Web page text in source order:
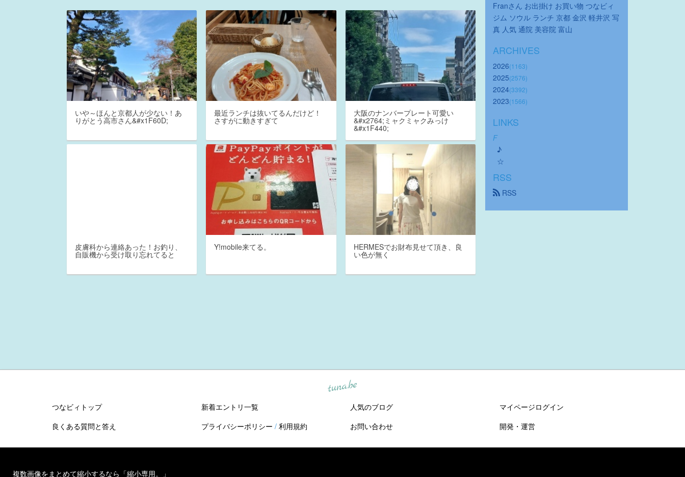
いや～ほんと京都人が少ない！あ
りがとう高市さん&#x1F60D;
最近ランチは抜いてるんだけど！
さすがに動きすぎて
大阪のナンバープレート可愛い
&#x2764;ミャクミャクみっけ
&#x1F440;
皮膚科から連絡あった！お釣り、
自販機から受け取り忘れてると
Y!mobile来てる。 HERMESでお財布見せて頂き、良
い色が無く
Franさん お出掛け お買い物 つなビィ
ジム ソウル ランチ 京都 金沢 軽井沢 写
真 人気 通院 美容院 富山
ARCHIVES
2026(1163)
2025(2576)
2024(3392)
2023(1566)
LINKS
F
♪
☆
RSS
RSS
tuna.be
つなビィトップ 新着エントリ一覧 人気のブログ
マイページログイン
良くある質問と答え
プライバシーポリシー / 利用規約 お問い合わせ 開発・運営
複数画像をまとめて縮小するなら「縮小専用。」